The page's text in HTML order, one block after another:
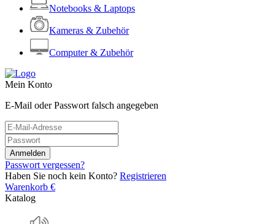
Notebooks & Laptops
Kameras & Zubehör
Computer & Zubehör
Mein Konto
E-Mail oder Passwort falsch angegeben
Passwort vergessen?
Haben Sie noch kein Konto? Registrieren
Warenkorb €
Katalog